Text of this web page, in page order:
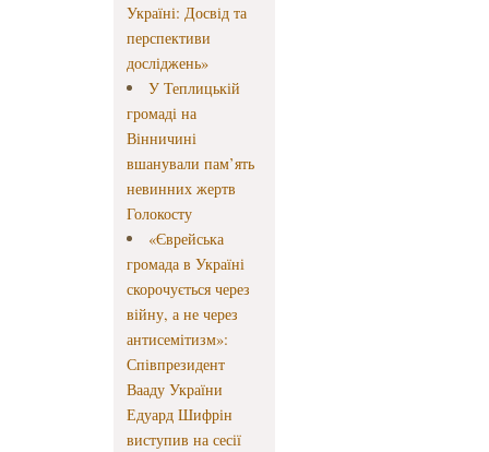
Україні: Досвід та
перспективи
досліджень»
У Теплицькій
громаді на
Вінничині
вшанували пам’ять
невинних жертв
Голокосту
«Єврейська
громада в Україні
скорочується через
війну, а не через
антисемітизм»:
Співпрезидент
Вааду України
Едуард Шифрін
виступив на сесії